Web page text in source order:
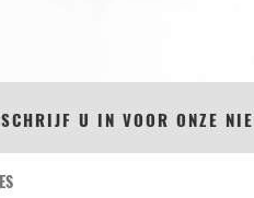
SCHRIJF U IN VOOR ONZE